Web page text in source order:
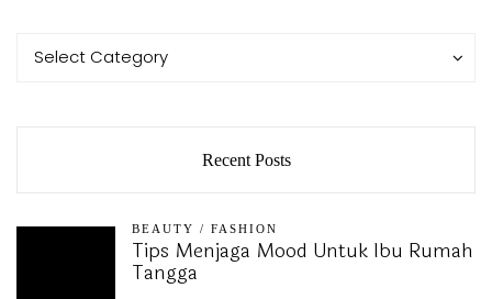
Categories
Select Category
Categories
Recent Posts
BEAUTY / FASHION
Tips Menjaga Mood Untuk Ibu Rumah
Tangga